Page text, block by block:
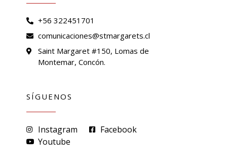
+56 322451701
comunicaciones@stmargarets.cl
Saint Margaret #150, Lomas de
Montemar, Concón.
SÍGUENOS
Instagram
Facebook
Youtube